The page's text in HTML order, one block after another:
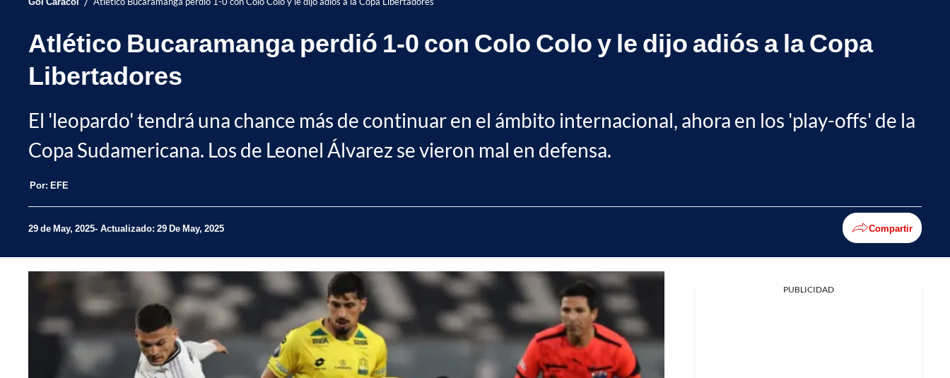
Atlético Bucaramanga perdió 1-0 con Colo Colo y le dijo adiós a la Copa
Libertadores
El 'leopardo' tendrá una chance más de continuar en el ámbito internacional, ahora en los 'play-offs' de la
Copa Sudamericana. Los de Leonel Álvarez se vieron mal en defensa.
Por: EFE
29 de May, 2025 Actualizado: 29 De May, 2025 Compartir
PUBLICIDAD